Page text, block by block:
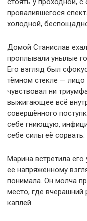
стоять у проходной,
провалившегося
холодной,
Домой Станислав
проплывали унылые
Его взгляд был
тёмном стекле — лицо
чувствовал ни
выжигающее всё
совершённого
себе гниющую,
себе силы её
Марина встретила его
её напряжённому
понимала. Он молча
место, где вчерашний
каплей.